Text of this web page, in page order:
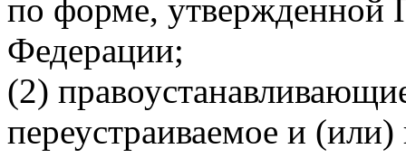
по форме, утвержденной
Федерации;
(2)
переустраиваемое и